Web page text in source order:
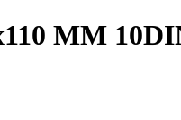
MM